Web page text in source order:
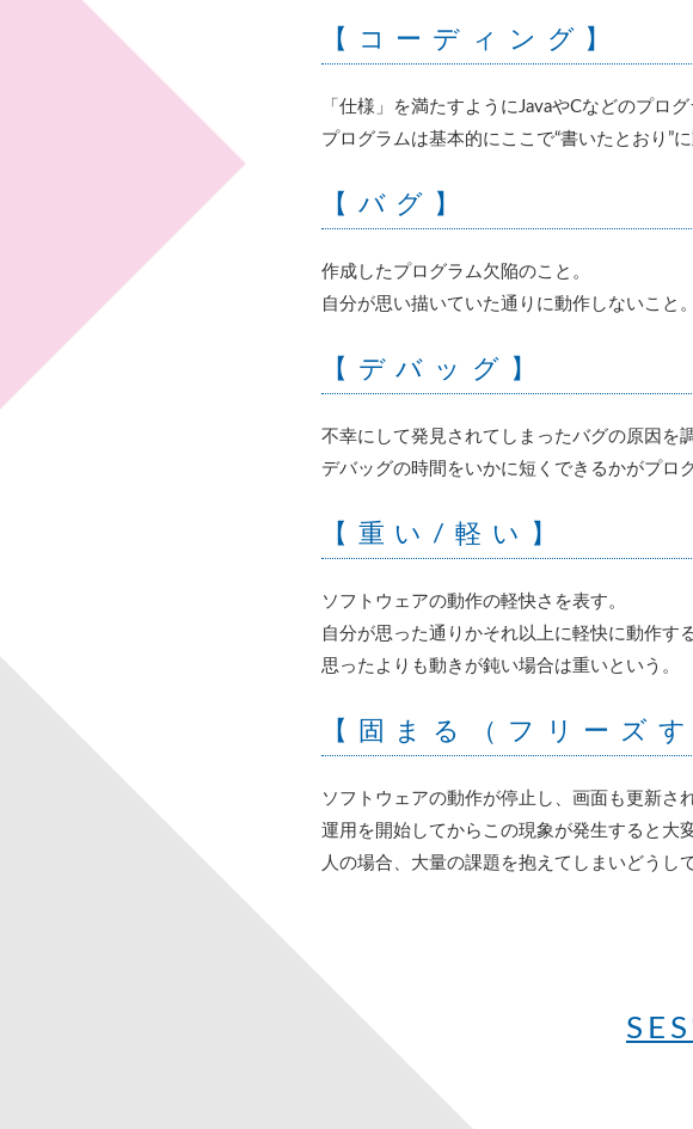
【コーディング】
「仕様」を満たすようにJavaやCなどのプロ
プログラムは基本的にここで“書いたとおり”に
【バグ】
作成したプログラム欠陥のこと。
自分が思い描いていた通りに動作しないこと
【デバッグ】
不幸にして発見されてしまったバグの原因を
デバッグの時間をいかに短くできるかがプロ
【重い/軽い】
ソフトウェアの動作の軽快さを表す。
自分が思った通りかそれ以上に軽快に動作す
思ったよりも動きが鈍い場合は重いという。
【固まる（フリーズ
ソフトウェアの動作が停止し、画面も更新さ
運用を開始してからこの現象が発生すると大
人の場合、大量の課題を抱えてしまいどうし